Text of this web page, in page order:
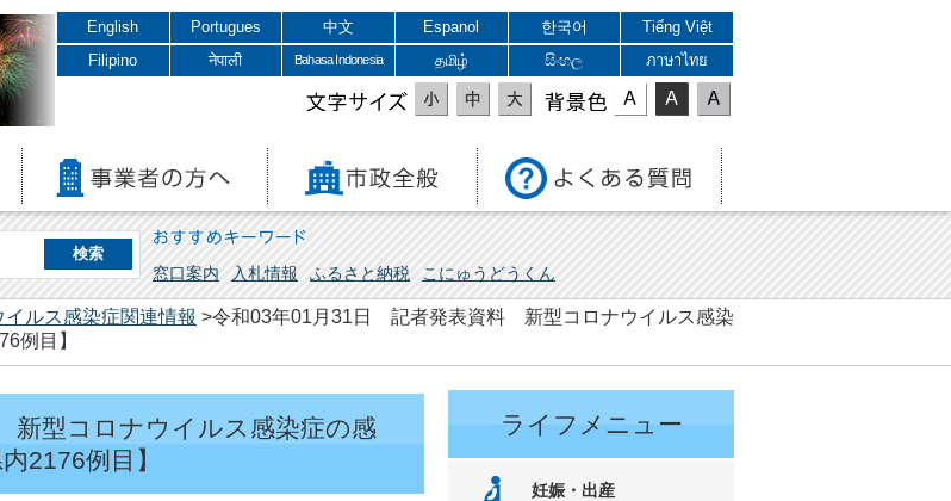
English Portugues 中文 Espanol 한국어
Tiếng Việt
Filipino
नेपाली Bahasa Indonesia தமிழ் සිංහල ภาษาไทย
文字サイズ 表示色
おすすめキーワード
窓口案内 入札情報 ふるさと納税 こにゅうどうくん
イルス感染症関連情報 >令和03年01月31日 記者発表資料 新型コロナウイルス感染
例目】
型コロナウイルス感染症の感
2176例目】
ライフメニュー
妊娠・出産